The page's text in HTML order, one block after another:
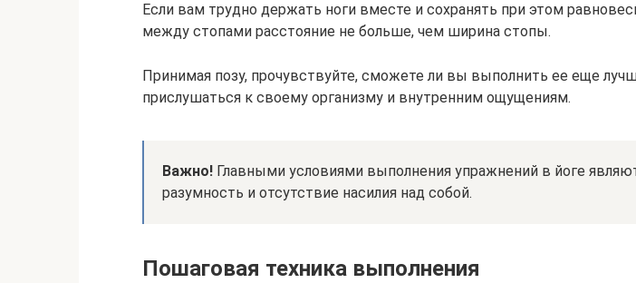
Если вам трудно держать ноги вместе и сохранять при этом
между стопами расстояние не больше, чем ширина стопы.
Принимая позу, прочувствуйте, сможете ли вы выполнить ее еще
прислушаться к своему организму и внутренним ощущениям.
Важно! Главными условиями выполнения упражнений в йоге
разумность и отсутствие насилия над собой.
Пошаговая техника выполнения